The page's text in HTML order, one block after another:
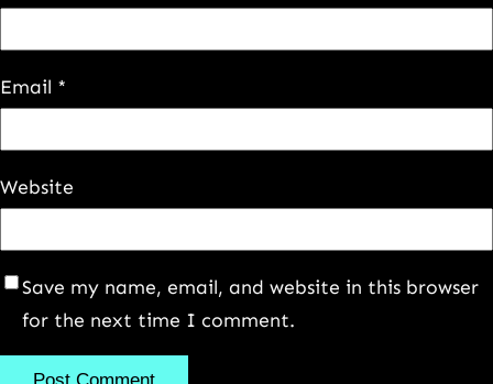
Email *
Website
Save my name, email, and website in this browser
for the next time I comment.